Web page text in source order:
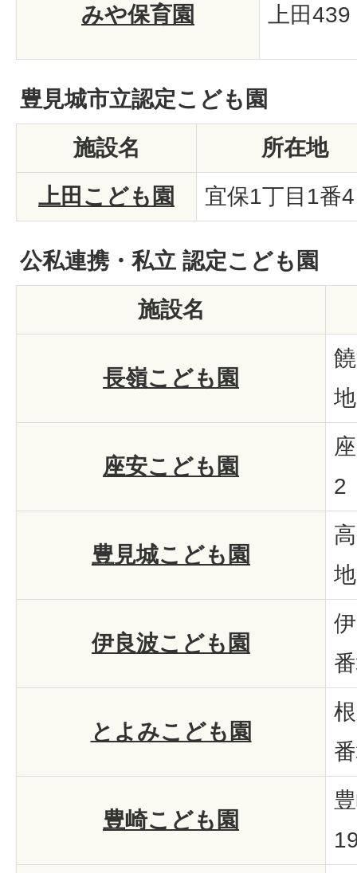
みや保育園 上田439
豊見城市立認定こども園
施設名
所在地
上田こども園
宜保1丁目1番4
公私連携・私立 認定こども園
施設名
長嶺こども園
座安こども園
2
豊見城こども園
伊良波こども園
とよみこども園
豊崎こども園